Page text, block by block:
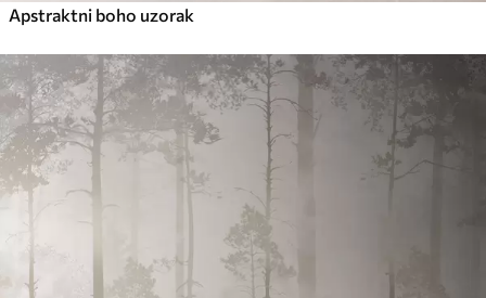
Apstraktni boho uzorak